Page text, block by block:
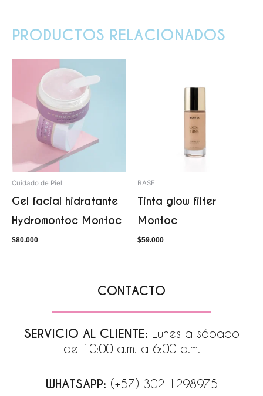
PRODUCTOS RELACIONADOS
Cuidado de Piel
Gel facial hidratante
Hydromontoc Montoc
$80.000
BASE
Tinta glow filter
Montoc
$59.000
CONTACTO
SERVICIO AL CLIENTE: Lunes a sábado
de 10:00 a.m. a 6:00 p.m.
WHATSAPP: (+57) 302 1298975